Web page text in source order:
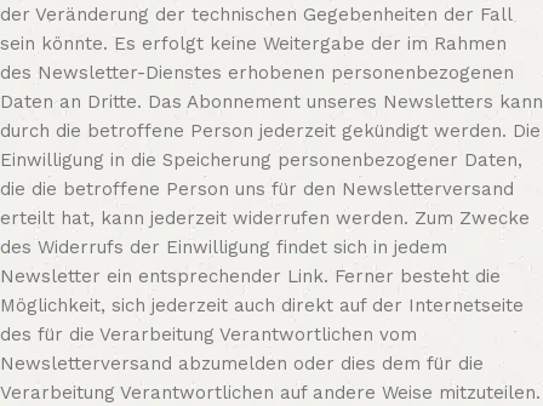
der Veränderung der technischen Gegebenheiten der Fall
sein könnte. Es erfolgt keine Weitergabe der im Rahmen
des Newsletter-Dienstes erhobenen personenbezogenen
Daten an Dritte. Das Abonnement unseres Newsletters kann
durch die betroffene Person jederzeit gekündigt werden. Die
Einwilligung in die Speicherung personenbezogener Daten,
die die betroffene Person uns für den Newsletterversand
erteilt hat, kann jederzeit widerrufen werden. Zum Zwecke
des Widerrufs der Einwilligung findet sich in jedem
Newsletter ein entsprechender Link. Ferner besteht die
Möglichkeit, sich jederzeit auch direkt auf der Internetseite
des für die Verarbeitung Verantwortlichen vom
Newsletterversand abzumelden oder dies dem für die
Verarbeitung Verantwortlichen auf andere Weise mitzuteilen.